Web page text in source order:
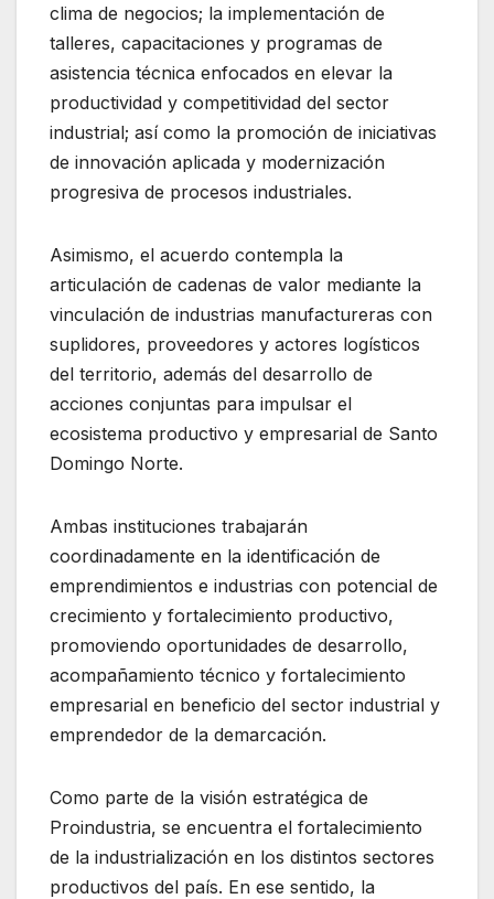
clima de negocios; la implementación de
talleres, capacitaciones y programas de
asistencia técnica enfocados en elevar la
productividad y competitividad del sector
industrial; así como la promoción de iniciativas
de innovación aplicada y modernización
progresiva de procesos industriales.
Asimismo, el acuerdo contempla la
articulación de cadenas de valor mediante la
vinculación de industrias manufactureras con
suplidores, proveedores y actores logísticos
del territorio, además del desarrollo de
acciones conjuntas para impulsar el
ecosistema productivo y empresarial de Santo
Domingo Norte.
Ambas instituciones trabajarán
coordinadamente en la identificación de
emprendimientos e industrias con potencial de
crecimiento y fortalecimiento productivo,
promoviendo oportunidades de desarrollo,
acompañamiento técnico y fortalecimiento
empresarial en beneficio del sector industrial y
emprendedor de la demarcación.
Como parte de la visión estratégica de
Proindustria, se encuentra el fortalecimiento
de la industrialización en los distintos sectores
productivos del país. En ese sentido, la